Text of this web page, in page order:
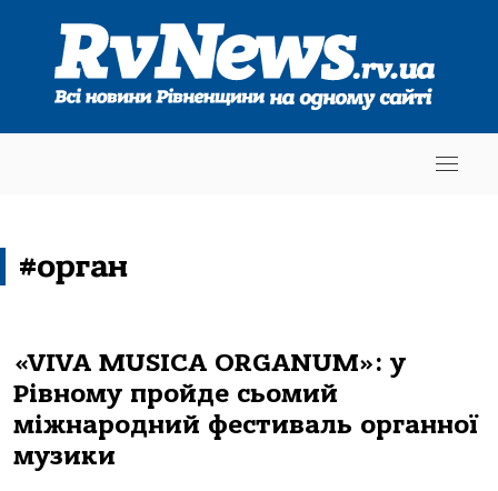
#орган
«VIVA MUSICA ORGANUM»: у
Рівному пройде сьомий
міжнародний фестиваль органної
музики